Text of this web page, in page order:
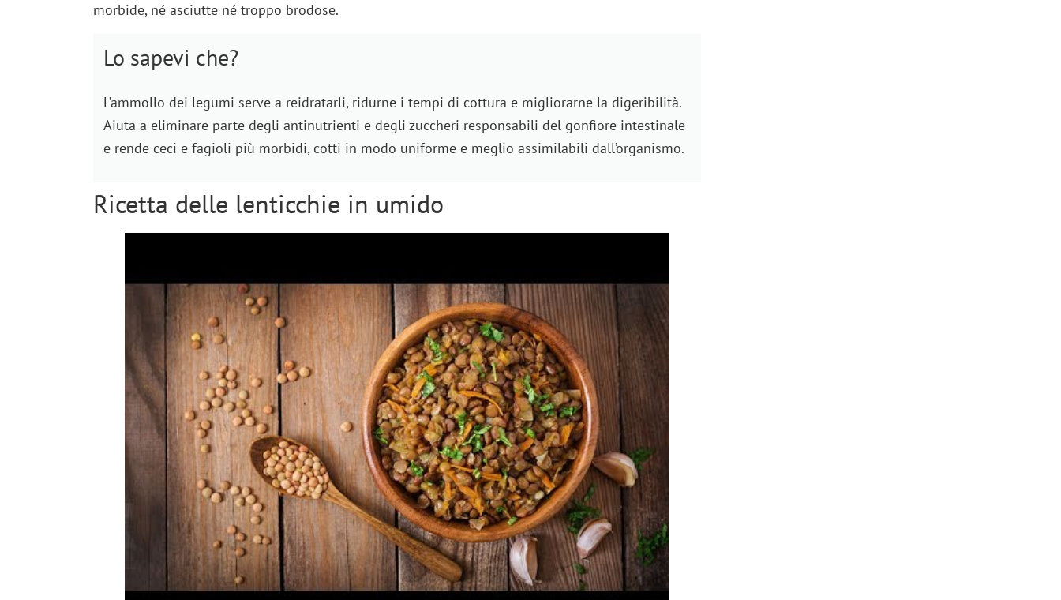
morbide, né asciutte né troppo brodose.
Lo sapevi che?
L’ammollo dei legumi serve a reidratarli, ridurne i tempi di cottura e migliorarne la digeribilità.
Aiuta a eliminare parte degli antinutrienti e degli zuccheri responsabili del gonfiore intestinale
e rende ceci e fagioli più morbidi, cotti in modo uniforme e meglio assimilabili dall’organismo.
Ricetta delle lenticchie in umido